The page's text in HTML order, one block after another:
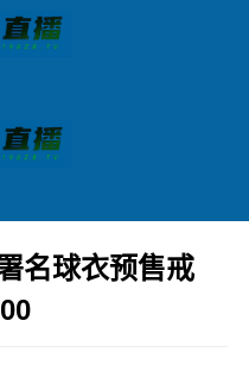
名球衣预售戒